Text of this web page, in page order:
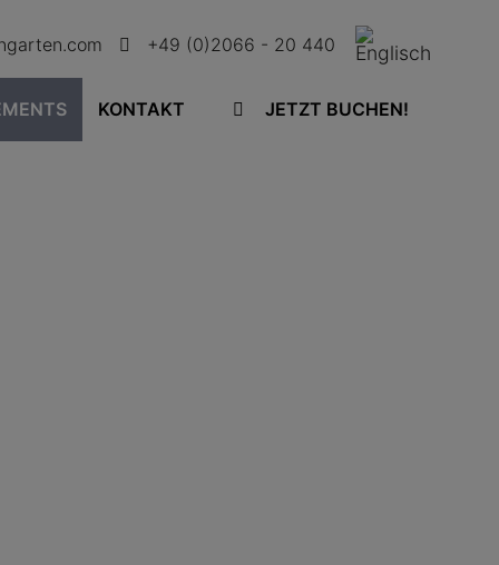
+49 (0)2066 - 20 440
KONTAKT JETZT BUCHEN!